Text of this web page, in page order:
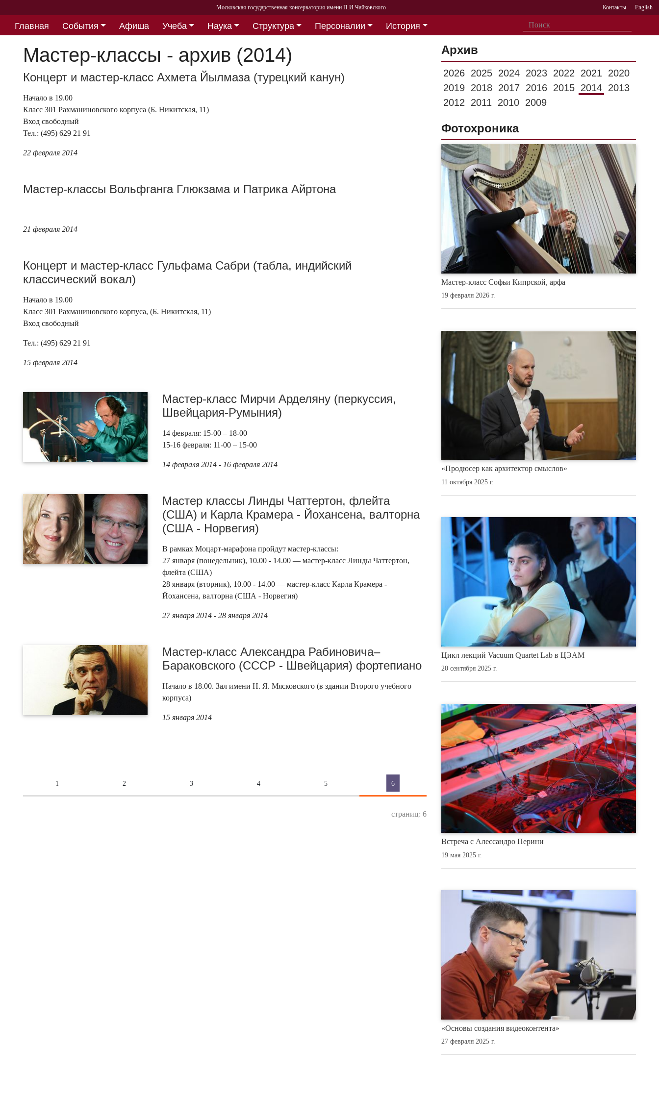
Московская государственная консерватория имени П.И.Чайковского Контакты English
Главная События Афиша Учеба Наука Структура Персоналии
История
Мастер-классы - архив (2014)
Концерт и мастер-класс Ахмета Йылмаза (турецкий канун)
Начало в 19.00
Класс 301 Рахманиновского корпуса (Б. Никитская, 11)
Вход свободный
Тел.: (495) 629 21 91
22 февраля 2014
Мастер-классы Вольфганга Глюкзама и Патрика Айртона
21 февраля 2014
Концерт и мастер-класс Гульфама Сабри (табла, индийский
классический вокал)
Начало в 19.00
Класс 301 Рахманиновского корпуса, (Б. Никитская, 11)
Вход свободный
Тел.: (495) 629 21 91
15 февраля 2014
Мастер-класс Мирчи Арделяну (перкуссия,
Швейцария-Румыния)
14 февраля: 15-00 – 18-00
15-16 февраля: 11-00 – 15-00
14 февраля 2014 - 16 февраля 2014
Мастер классы Линды Чаттертон, флейта
(США) и Карла Крамера - Йохансена, валторна
(США - Норвегия)
В рамках Моцарт-марафона пройдут мастер-классы:
27 января (понедельник), 10.00 - 14.00 — мастер-класс Линды Чаттертон,
флейта (США)
28 января (вторник), 10.00 - 14.00 — мастер-класс Карла Крамера -
Йохансена, валторна (США - Норвегия)
27 января 2014 - 28 января 2014
Мастер-класс Александра Рабиновича–
Бараковского (СССР - Швейцария) фортепиано
Начало в 18.00. Зал имени Н. Я. Мясковского (в здании Второго учебного
корпуса)
15 января 2014
1 2 3 4 5 6
страниц: 6
Архив
2026 2025 2024 2023 2022 2021
2020
2019 2018 2017 2016 2015 2014 2013
2012
2011 2010 2009
Фотохроника
Мастер-класс Софьи Кипрской, арфа
19 февраля 2026 г.
«Продюсер как архитектор смыслов»
11 октября 2025 г.
Цикл лекций Vacuum Quartet Lab в ЦЭАМ
20 сентября 2025 г.
Встреча с Алессандро Перини
19 мая 2025 г.
«Основы создания видеоконтента»
27 февраля 2025 г.